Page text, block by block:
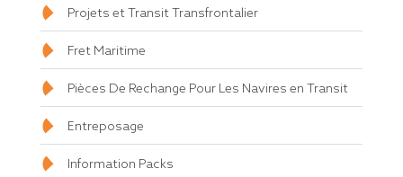
Projets et Transit Transfrontalier
Fret Maritime
Pièces De Rechange Pour Les Navires en Transit
Entreposage
Information Packs